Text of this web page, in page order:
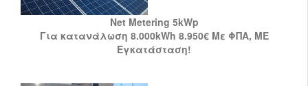
Net Metering 5kWp
Για κατανάλωση 8.000kWh 8.950€ Με ΦΠΑ, ΜΕ
Εγκατάσταση!